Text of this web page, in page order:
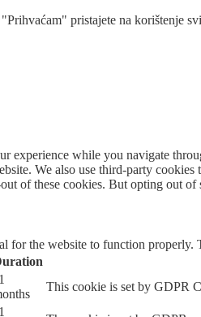
pristajete na korištenje
experience while you navigate
We also use third-party
of these cookies. But opting out
for the website to function
This cookie is set by GDPR